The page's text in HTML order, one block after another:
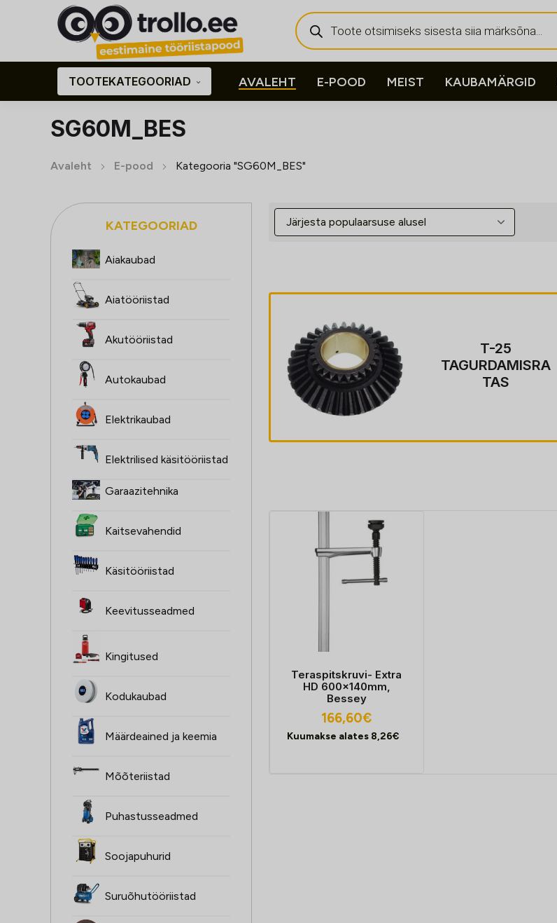
Products
search
TOOTEKATEGOORIAD AVALEHT E-POOD MEIST KAUBAMÄRGID
SG60M_BES
Avaleht E-pood Kategooria "SG60M_BES"
KATEGOORIAD
Aiakaubad
Aiatööriistad
Akutööriistad
Autokaubad
Elektrikaubad
Elektrilised käsitööriistad
Garaazitehnika
Kaitsevahendid
Käsitööriistad
Keevitusseadmed
Kingitused
Kodukaubad
Määrdeained ja keemia
Mõõteriistad
Puhastusseadmed
Soojapuhurid
Suruõhutööriistad
Päikeseratas
T-25
TAGURDAMISRA
TAS
Teraspitskruvi- Extra
HD 600x140mm,
Bessey
166,60€
Kuumakse alates 8,26€